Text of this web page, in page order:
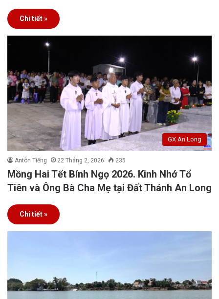
Chi tiết »
GX An Long
Antôn Tiếng 22 Tháng 2, 2026 235
Mồng Hai Tết Bính Ngọ 2026. Kinh Nhớ Tổ
Tiên và Ông Bà Cha Mẹ tại Đất Thánh An Long
Chi tiết »